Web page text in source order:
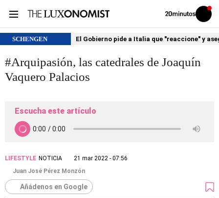
Volver
Iniciar
sesión
SCHENGEN El Gobierno pide a Italia que "reaccione" y
#Arquipasión, las catedrales de Joaquín
Vaquero Palacios
Escucha este artículo
LIFESTYLE NOTICIA
21 mar 2022 - 07:56
Juan José Pérez Monzón
Añádenos en Google